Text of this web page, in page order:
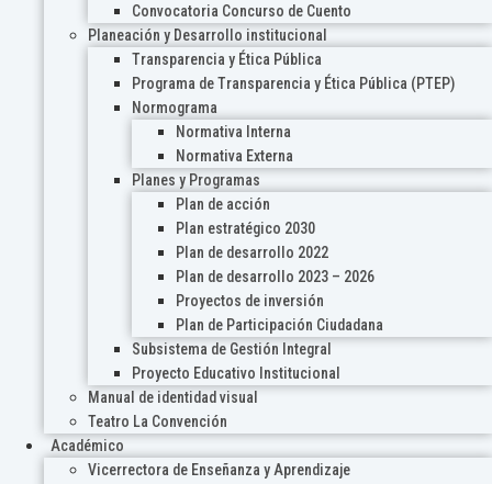
Convocatoria Concurso de Cuento
Planeación y Desarrollo institucional
Transparencia y Ética Pública
Programa de Transparencia y Ética Pública (PTEP)
Normograma
Normativa Interna
Normativa Externa
Planes y Programas
Plan de acción
Plan estratégico 2030
Plan de desarrollo 2022
Plan de desarrollo 2023 – 2026
Proyectos de inversión
Plan de Participación Ciudadana
Subsistema de Gestión Integral
Proyecto Educativo Institucional
Manual de identidad visual
Teatro La Convención
Académico
Vicerrectora de Enseñanza y Aprendizaje